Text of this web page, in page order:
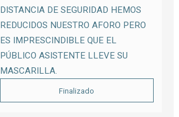
DISTANCIA DE SEGURIDAD HEMOS
REDUCIDOS NUESTRO AFORO PERO
ES IMPRESCINDIBLE QUE EL
PÚBLICO ASISTENTE LLEVE SU
MASCARILLA.
Finalizado